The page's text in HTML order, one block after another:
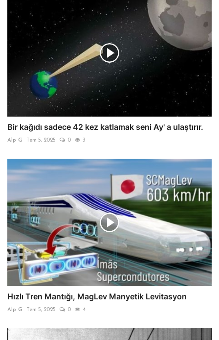
Bir kağıdı sadece 42 kez katlamak seni Ay' a ulaştırır.
Alp G Tem 5, 2025 0 3
Hızlı Tren Mantığı, MagLev Manyetik Levitasyon
Alp G Tem 5, 2025 0 4